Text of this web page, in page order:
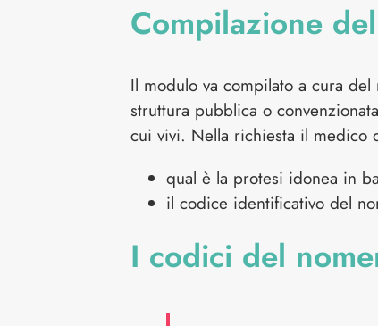
Compilazione
Il modulo va compilato a cura
struttura pubblica o
cui vivi. Nella richiesta il medico
qual è la protesi idonea in
il codice identificativo del
I codici del